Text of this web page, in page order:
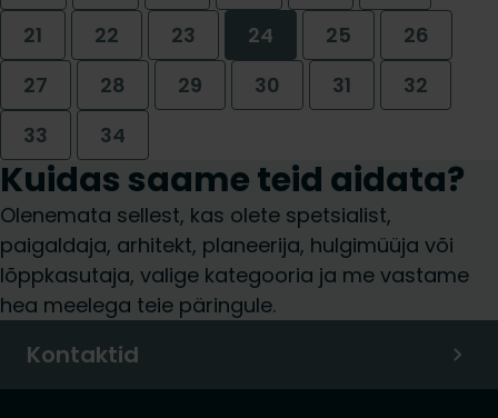
21
22 23 24 25
26
27
28 29 30 31
32
33
34
Kuidas saame teid aidata?
Olenemata sellest, kas olete spetsialist,
paigaldaja, arhitekt, planeerija, hulgimüüja või
lõppkasutaja, valige kategooria ja me vastame
hea meelega teie päringule.
Kontaktid